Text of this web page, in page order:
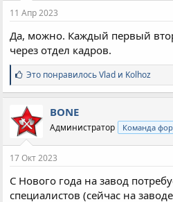
11 Апр 2023
Да, можно. Каждый первый
через отдел кадров.
С
и
м
п
а
т
и
:
Это понравилосьVlad и Kolhoz
BONE
Администратор Команда
17 Окт 2023
С Нового года на завод
специалистов (сейчас на